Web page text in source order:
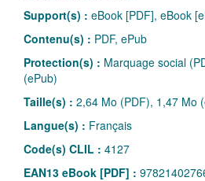
Support(s) : eBook [PDF], eBook
Contenu(s) : PDF, ePub
Protection(s) : Marquage social
(ePub)
Taille(s) : 2,64 Mo (PDF), 1,47 Mo
Langue(s) : Français
Code(s) CLIL : 4127
EAN13 eBook [PDF] :